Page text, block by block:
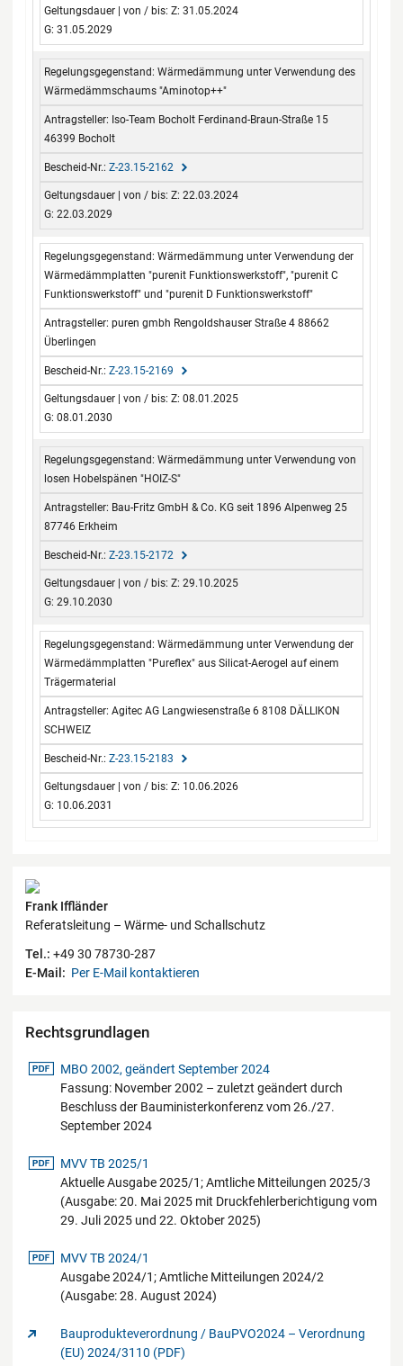
Z: 31.05.2024
G: 31.05.2029
Wärmedämmung unter Verwendung des
Wärmedämmschaums "Aminotop++"
Iso-Team Bocholt Ferdinand-Braun-Straße 15
46399 Bocholt
Z-23.15-2162
Z: 22.03.2024
G: 22.03.2029
Wärmedämmung unter Verwendung der
Wärmedämmplatten "purenit Funktionswerkstoff", "purenit C
Funktionswerkstoff" und "purenit D Funktionswerkstoff"
puren gmbh Rengoldshauser Straße 4 88662
Überlingen
Z-23.15-2169
Z: 08.01.2025
G: 08.01.2030
Wärmedämmung unter Verwendung von
losen Hobelspänen "HOIZ-S"
Bau-Fritz GmbH & Co. KG seit 1896 Alpenweg 25
87746 Erkheim
Z-23.15-2172
Z: 29.10.2025
G: 29.10.2030
Wärmedämmung unter Verwendung der
Wärmedämmplatten "Pureflex" aus Silicat-Aerogel auf einem
Trägermaterial
Agitec AG Langwiesenstraße 6 8108 DÄLLIKON
SCHWEIZ
Z-23.15-2183
Z: 10.06.2026
G: 10.06.2031
Kontaktdaten
Frank Iffländer
Referatsleitung – Wärme- und Schallschutz
Tel.: +49 30 78730-287
E-Mail: Per E-Mail kontaktieren
Rechtsgrundlagen
pdf-Datei
MBO 2002, geändert September 2024
Fassung: November 2002 – zuletzt geändert durch
Beschluss der Bauministerkonferenz vom 26./27.
September 2024
pdf-Datei
MVV TB 2025/1
Aktuelle Ausgabe 2025/1; Amtliche Mitteilungen 2025/3
(Ausgabe: 20. Mai 2025 mit Druckfehlerberichtigung vom
29. Juli 2025 und 22. Oktober 2025)
pdf-Datei
MVV TB 2024/1
Ausgabe 2024/1; Amtliche Mitteilungen 2024/2
(Ausgabe: 28. August 2024)
Bauprodukteverordnung / BauPVO2024 – Verordnung
(EU) 2024/3110 (PDF)